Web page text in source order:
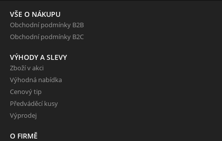
VŠE O NÁKUPU
Obchodní podmínky B2B
Obchodní podmínky B2C
VÝHODY A SLEVY
Zboží v akci
Výhodná nabídka
Cenový tip
Předváděcí kusy
Výprodej
O FIRMĚ